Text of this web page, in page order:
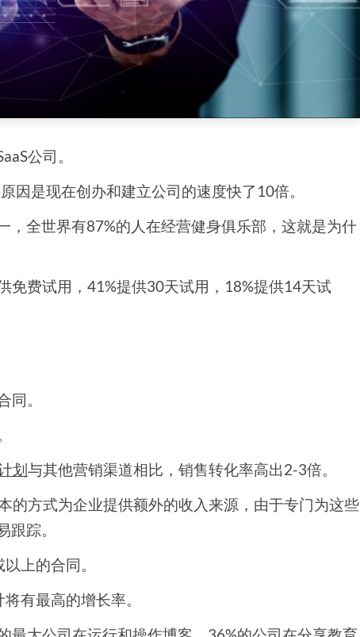
公司。
因是现在创办和建立公司的速度快了10倍。
，全世界有87%的人在经营健身俱乐部，这就是为什
免费试用，41%提供30天试用，18%提供14天试
同。
划与其他营销渠道相比，销售转化率高出2-3倍。
的方式为企业提供额外的收入来源，由于专门为这些
跟踪。
上的合同。
有最高的增长率。